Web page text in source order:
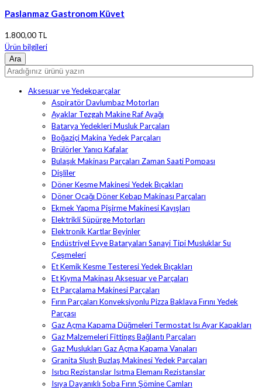
Paslanmaz Gastronom Küvet
1.800,00 TL
Ürün bilgileri
Aksesuar ve Yedekparçalar
Aspiratör Davlumbaz Motorları
Ayaklar Tezgah Makine Raf Ayağı
Batarya Yedekleri Musluk Parçaları
Boğaziçi Makina Yedek Parçaları
Brülörler Yanıcı Kafalar
Bulaşık Makinası Parçaları Zaman Saati Pompası
Dişliler
Döner Kesme Makinesi Yedek Bıçakları
Döner Ocağı Döner Kebap Makinası Parçaları
Ekmek Yapma Pişirme Makinesi Kayışları
Elektrikli Süpürge Motorları
Elektronik Kartlar Beyinler
Endüstriyel Evye Bataryaları Sanayi Tipi Musluklar Su
Çeşmeleri
Et Kemik Kesme Testeresi Yedek Bıçakları
Et Kıyma Makinası Aksesuar ve Parçaları
Et Parçalama Makinesi Parçaları
Fırın Parçaları Konveksiyonlu Pizza Baklava Fırını Yedek
Parçası
Gaz Açma Kapama Düğmeleri Termostat Isı Ayar Kapakları
Gaz Malzemeleri Fittings Bağlantı Parçaları
Gaz Muslukları Gaz Açma Kapama Vanaları
Granita Slush Buzlaş Makinesi Yedek Parçaları
Isıtıcı Rezistanslar Isıtma Elemanı Rezistanslar
Isıya Dayanıklı Soba Fırın Şömine Camları